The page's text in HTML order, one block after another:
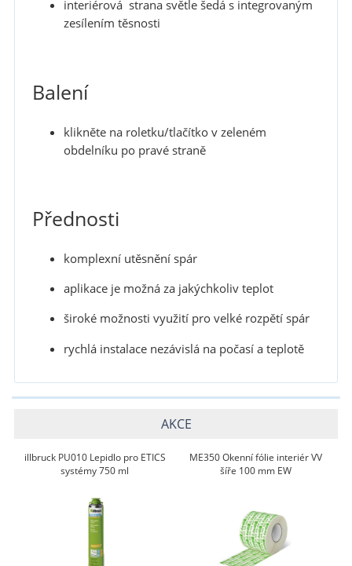
interiérová strana světle šedá s integrovaným
zesílením těsnosti
Balení
klikněte na roletku/tlačítko v zeleném
obdelníku po pravé straně
Přednosti
komplexní utěsnění spár
aplikace je možná za jakýchkoliv teplot
široké možnosti využití pro velké rozpětí spár
rychlá instalace nezávislá na počasí a teplotě
AKCE
illbruck PU010 Lepidlo pro ETICS
systémy 750 ml
ME350 Okenní fólie interiér VV
šíře 100 mm EW